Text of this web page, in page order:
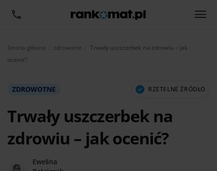
Strona główna zdrowotne Aktualnie:
Trwały uszczerbek na zdrowiu – jak
ocenić?
ZDROWOTNE RZETELNE ŹRÓDŁO
Trwały uszczerbek na
zdrowiu – jak ocenić?
Ewelina